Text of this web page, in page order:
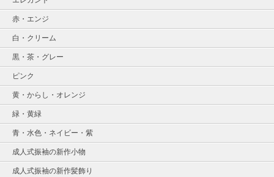
赤・エンジ
白・クリーム
黒・茶・グレー
ピンク
黄・からし・オレンジ
緑・黄緑
青・水色・ネイビー・紫
成人式振袖の新作小物
成人式振袖の新作髪飾り